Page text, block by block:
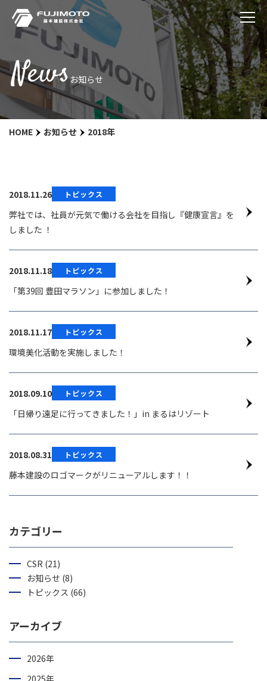
Newsお知らせ
HOME お知らせ 2018年
2018.11.26 トピックス
弊社では、社員が元気で働ける会社を目指し『健康宣言』を
しました ！
2018.11.18 トピックス
「第39回 豊田マラソン」に参加しました！
2018.11.17 トピックス
環境美化活動を実施しました！
2018.09.10 トピックス
「日帰り遠足に行ってきました！」in まるはリゾート
2018.08.31 トピックス
藤本建設のロゴマークがリニューアルします！！
カテゴリー
CSR (21)
お知らせ (8)
トピックス (66)
アーカイブ
2026年
2025年